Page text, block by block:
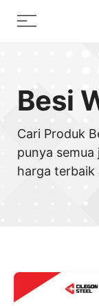
Menu
Besi
Cari Produk
punya
harga terbaik